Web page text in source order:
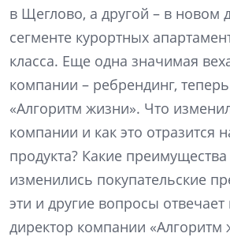
в Щеглово, а другой – в новом
сегменте курортных
класса. Еще одна значимая
компании – ребрендинг,
«Алгоритм жизни». Что
компании и как это отразится
продукта? Какие преимущества
изменились покупательские
эти и другие вопросы
директор компании «Алгоритм